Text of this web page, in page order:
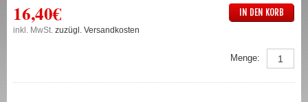
16,40€
inkl. MwSt.zuzügl. Versandkosten
IN DEN KORB
Menge: